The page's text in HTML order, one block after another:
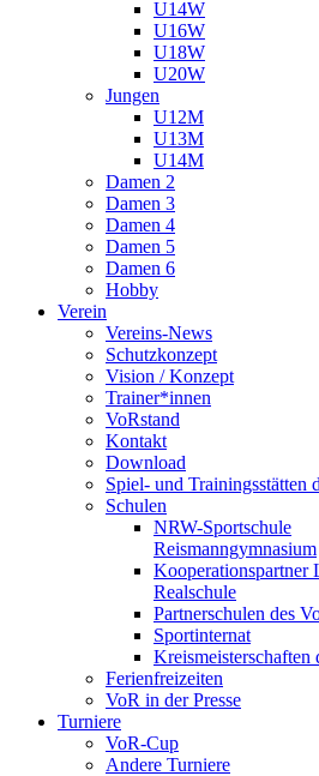
U14W
U16W
U18W
U20W
Jungen
U12M
U13M
U14M
Damen 2
Damen 3
Damen 4
Damen 5
Damen 6
Hobby
Verein
Vereins-News
Schutzkonzept
Vision / Konzept
Trainer*innen
VoRstand
Kontakt
Download
Spiel- und Trainingsstätten
Schulen
NRW-Sportschule
Reismanngymnasium
Kooperationspartner
Realschule
Partnerschulen des
Sportinternat
Kreismeisterschaften
Ferienfreizeiten
VoR in der Presse
Turniere
VoR-Cup
Andere Turniere